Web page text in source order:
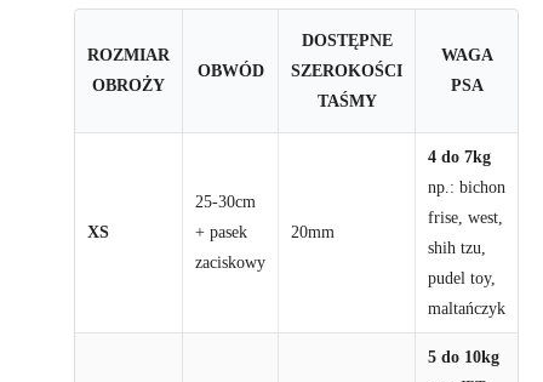
ROZMIAR
OBROŻY
OBWÓD
DOSTĘPNE
SZEROKOŚCI
TAŚMY
WAGA
PSA
XS
25-30cm
+ pasek
zaciskowy
20mm
4 do 7kg
np.: bichon
frise, west,
shih tzu,
pudel toy,
maltańczyk
5 do 10kg